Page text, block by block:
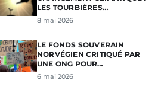
LES TOURBIÈRES…
8 mai 2026
LE FONDS SOUVERAIN
NORVÉGIEN CRITIQUÉ PAR
UNE ONG POUR…
6 mai 2026